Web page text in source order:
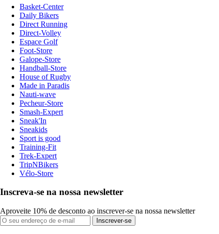
Basket-Center
Daily Bikers
Direct Running
Direct-Volley
Espace Golf
Foot-Store
Galope-Store
Handball-Store
House of Rugby
Made in Paradis
Nauti-wave
Pecheur-Store
Smash-Expert
Sneak'In
Sneakids
Sport is good
Training-Fit
Trek-Expert
TripNBikers
Vélo-Store
Inscreva-se na nossa newsletter
Aproveite 10% de desconto ao inscrever-se na nossa newsletter
Inscrever-se